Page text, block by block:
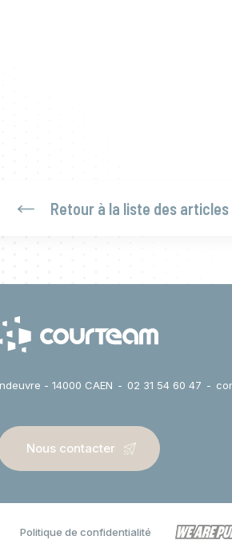
Retour à la liste des articles
- 14000 CAEN 02 31 54 60 47
Nous contacter
Politique de confidentialité